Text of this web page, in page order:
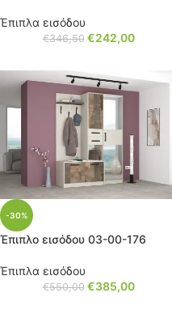
Έπιπλα εισόδου
€346,50 €242,00
-30%
Έπιπλο εισόδου 03-00-176
Έπιπλα εισόδου
€550,00 €385,00